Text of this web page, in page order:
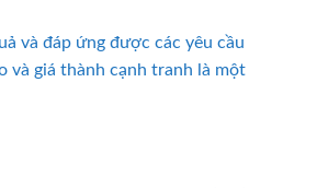
và đáp ứng được các yêu cầu
và giá thành cạnh tranh là một